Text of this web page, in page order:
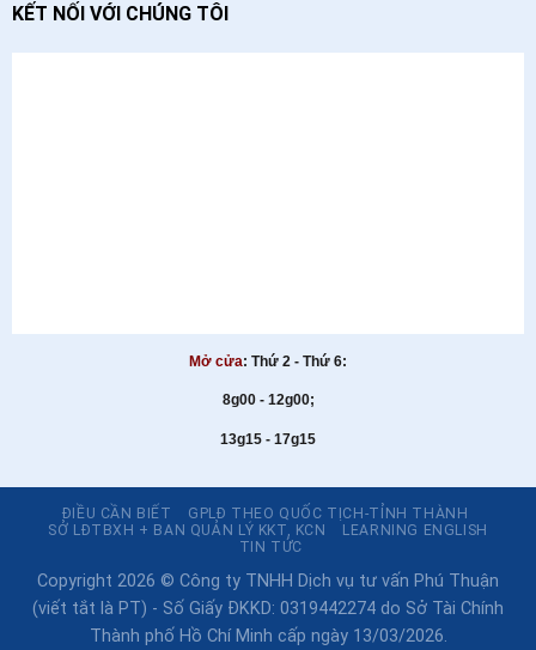
KẾT NỐI VỚI CHÚNG TÔI
Mở cửa: Thứ 2 - Thứ 6:
8g00 - 12g00;
13g15 - 17g15
ĐIỀU CẦN BIẾT
GPLĐ THEO QUỐC TỊCH-TỈNH THÀNH
SỞ LĐTBXH + BAN QUẢN LÝ KKT, KCN
LEARNING ENGLISH
TIN TỨC
Copyright 2026 © Công ty TNHH Dịch vụ tư vấn Phú Thuận
(viết tắt là PT) - Số Giấy ĐKKD: 0319442274 do Sở Tài Chính
Thành phố Hồ Chí Minh cấp ngày 13/03/2026.